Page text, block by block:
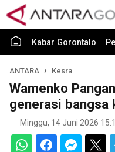
Kabar Gorontalo
ANTARA Kesra
Wamenko
generasi bangsa
Minggu, 14 Juni 2026